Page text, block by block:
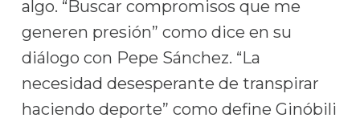
algo. “Buscar compromisos que me
generen presión” como dice en su
diálogo con Pepe Sánchez. “La
necesidad desesperante de transpirar
haciendo deporte” como define Ginóbili